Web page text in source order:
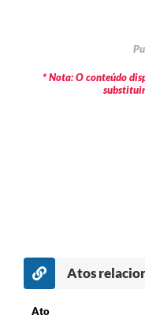
* Nota: O conteúdo
Atos
Ato